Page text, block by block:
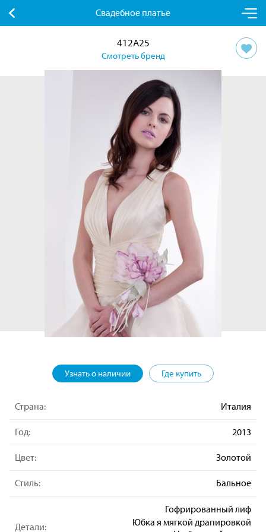
Свадебное платье
412A25
Смотреть бренд
Узнать о наличии Где купить
Страна: Италия
Год: 2013
Цвет: Золотой
Стиль: Бальное
Детали:
Гофрированный лиф
Юбка я мягкой драпировкой